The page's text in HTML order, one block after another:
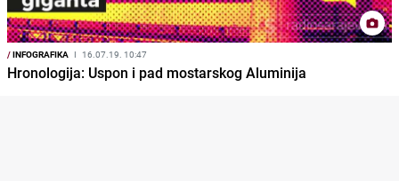
/INFOGRAFIKA I 16.07.19. 10:47
Hronologija: Uspon i pad mostarskog Aluminija